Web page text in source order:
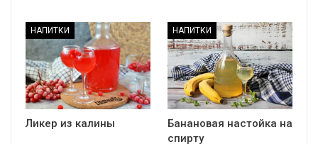
НАПИТКИ
Ликер из калины
НАПИТКИ
Банановая настойка на
спирту